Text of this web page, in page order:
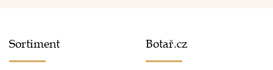
Sortiment Botař.cz